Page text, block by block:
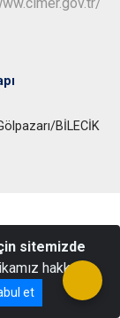
BİLECİK
sitemizde
hakkında
et